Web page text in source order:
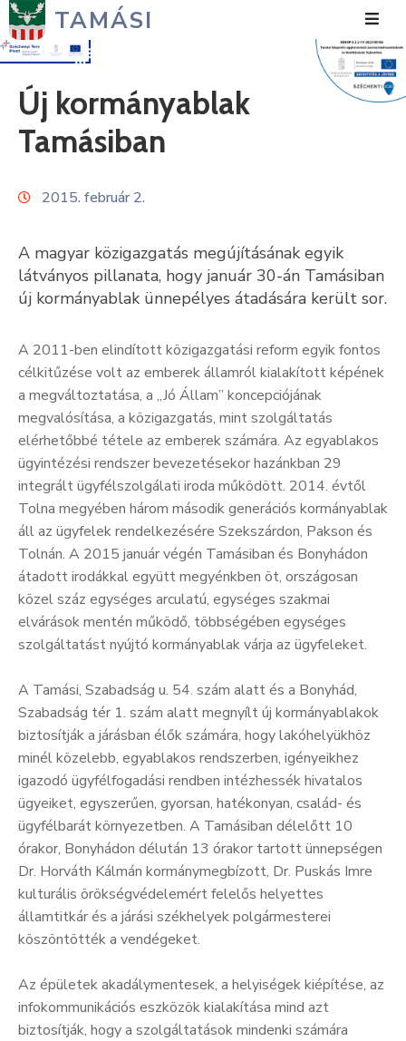
TAMÁSI
Hírek
Városunk
Polgármesteri
Közérdekű
Turizmus
Fejlesztések
Kultúra
Keresés
Új kormányablak
Tamásiban
2015. február 2.
A magyar közigazgatás megújításának egyik
látványos pillanata, hogy január 30-án Tamásiban
új kormányablak ünnepélyes átadására került sor.
A 2011-ben elindított közigazgatási reform egyik fontos
célkitűzése volt az emberek államról kialakított képének
a megváltoztatása, a „Jó Állam” koncepciójának
megvalósítása, a közigazgatás, mint szolgáltatás
elérhetőbbé tétele az emberek számára. Az egyablakos
ügyintézési rendszer bevezetésekor hazánkban 29
integrált ügyfélszolgálati iroda működött. 2014. évtől
Tolna megyében három második generációs kormányablak
áll az ügyfelek rendelkezésére Szekszárdon, Pakson és
Tolnán. A 2015 január végén Tamásiban és Bonyhádon
átadott irodákkal együtt megyénkben öt, országosan
közel száz egységes arculatú, egységes szakmai
elvárások mentén működő, többségében egységes
szolgáltatást nyújtó kormányablak várja az ügyfeleket.
A Tamási, Szabadság u. 54. szám alatt és a Bonyhád,
Szabadság tér 1. szám alatt megnyílt új kormányablakok
biztosítják a járásban élők számára, hogy lakóhelyükhöz
minél közelebb, egyablakos rendszerben, igényeikhez
igazodó ügyfélfogadási rendben intézhessék hivatalos
ügyeiket, egyszerűen, gyorsan, hatékonyan, család- és
ügyfélbarát környezetben. A Tamásiban délelőtt 10
órakor, Bonyhádon délután 13 órakor tartott ünnepségen
Dr. Horváth Kálmán kormánymegbízott, Dr. Puskás Imre
kulturális örökségvédelemért felelős helyettes
államtitkár és a járási székhelyek polgármesterei
köszöntötték a vendégeket.
Az épületek akadálymentesek, a helyiségek kiépítése, az
infokommunikációs eszközök kialakítása mind azt
biztosítják, hogy a szolgáltatások mindenki számára